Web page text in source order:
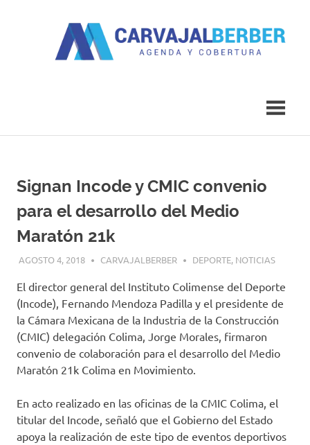
Signan Incode y CMIC convenio
para el desarrollo del Medio
Maratón 21k
AGOSTO 4, 2018 CARVAJALBERBER DEPORTE, NOTICIAS
El director general del Instituto Colimense del Deporte
(Incode), Fernando Mendoza Padilla y el presidente de
la Cámara Mexicana de la Industria de la Construcción
(CMIC) delegación Colima, Jorge Morales, firmaron
convenio de colaboración para el desarrollo del Medio
Maratón 21k Colima en Movimiento.
En acto realizado en las oficinas de la CMIC Colima, el
titular del Incode, señaló que el Gobierno del Estado
apoya la realización de este tipo de eventos deportivos